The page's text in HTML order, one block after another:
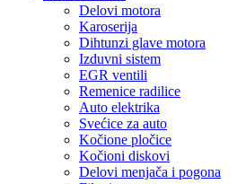
Delovi motora
Karoserija
Dihtunzi glave motora
Izduvni sistem
EGR ventili
Remenice radilice
Auto elektrika
Svećice za auto
Kočione pločice
Kočioni diskovi
Delovi menjača i pogona